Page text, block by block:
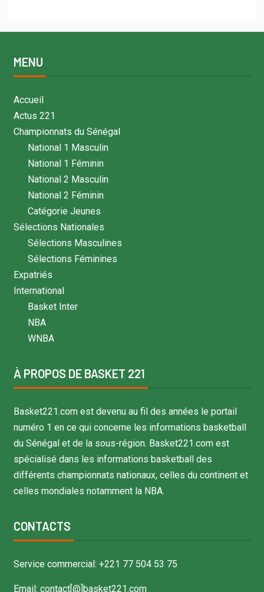
MENU
Accueil
Actus 221
Championnats du Sénégal
National 1 Masculin
National 1 Féminin
National 2 Masculin
National 2 Féminin
Catégorie Jeunes
Sélections Nationales
Sélections Masculines
Sélections Féminines
Expatriés
International
Basket Inter
NBA
WNBA
À PROPOS DE BASKET 221
Basket221.com est devenu au fil des années le portail
numéro 1 en ce qui concerne les informations basketball
du Sénégal et de la sous-région. Basket221.com est
spécialisé dans les informations basketball des
différents championnats nationaux, celles du continent et
celles mondiales notamment la NBA.
CONTACTS
Service commercial: +221 77 504 53 75
Email: contact[@]basket221.com